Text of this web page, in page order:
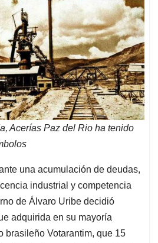
Acerías Paz del Rio ha tenido
una acumulación de deudas,
industrial y competencia
de Álvaro Uribe decidió
adquirida en su mayoría
brasileño Votarantim, que 15